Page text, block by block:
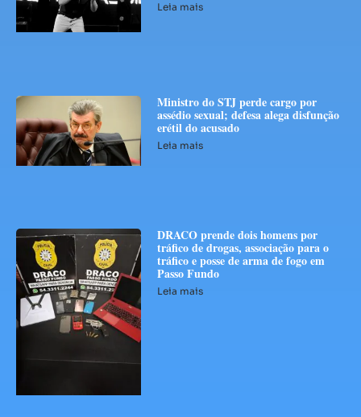
Leia mais
Ministro do STJ perde cargo por
assédio sexual; defesa alega disfunção
erétil do acusado
Leia mais
DRACO prende dois homens por
tráfico de drogas, associação para o
tráfico e posse de arma de fogo em
Passo Fundo
Leia mais